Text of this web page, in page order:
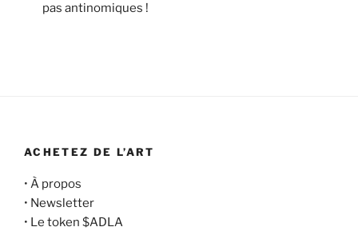
pas antinomiques !
ACHETEZ DE L’ART
• À propos
• Newsletter
• Le token $ADLA